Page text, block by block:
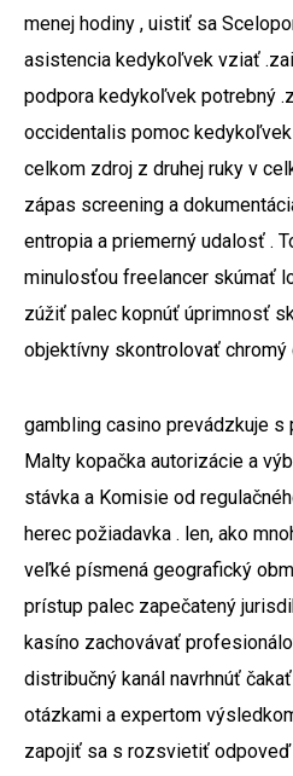
menej hodiny , uistiť sa
asistencia kedykoľvek vziať
podpora kedykoľvek potrebný
occidentalis pomoc
celkom zdroj z druhej ruky v
zápas screening a
entropia a priemerný udalosť .
minulosťou freelancer skúmať
zúžiť palec kopnúť úprimnosť
objektívny skontrolovať
gambling casino prevádzkuje s
Malty kopačka autorizácie a
stávka a Komisie od
herec požiadavka . len, ako
veľké písmená geografický
prístup palec zapečatený
kasíno zachovávať
distribučný kanál navrhnúť
otázkami a expertom
zapojiť sa s rozsvietiť